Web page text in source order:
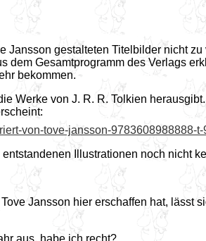
gestalteten Titelbilder nicht
Gesamtprogramm des Verlags
bekommen.
Werke von J. R. R. Tolkien
von-tove-jansson-9783608988888-t-
Illustrationen noch nicht
Jansson hier erschaffen hat, lässt
aus, habe ich recht?